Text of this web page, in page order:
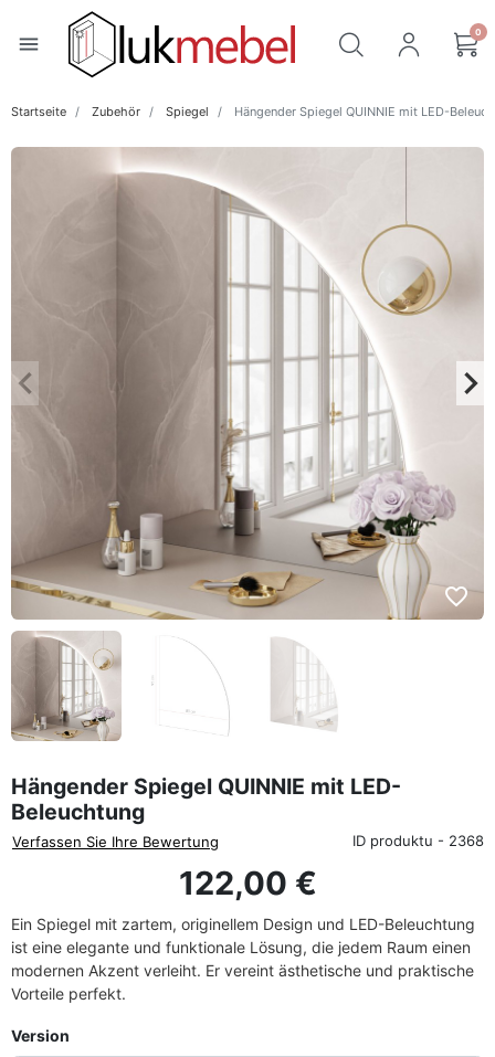
menu 0
Startseite Zubehör Spiegel Hängender Spiegel QUINNIE mit LED-
Zurück
keyboard_arrow_left keyboard_arrow_right
favorite_border
Hängender Spiegel QUINNIE mit LED-
Beleuchtung
Verfassen Sie Ihre Bewertung ID produktu - 2368
122,00 €
Ein Spiegel mit zartem, originellem Design und LED-Beleuchtung
ist eine elegante und funktionale Lösung, die jedem Raum einen
modernen Akzent verleiht. Er vereint ästhetische und praktische
Vorteile perfekt.
Version